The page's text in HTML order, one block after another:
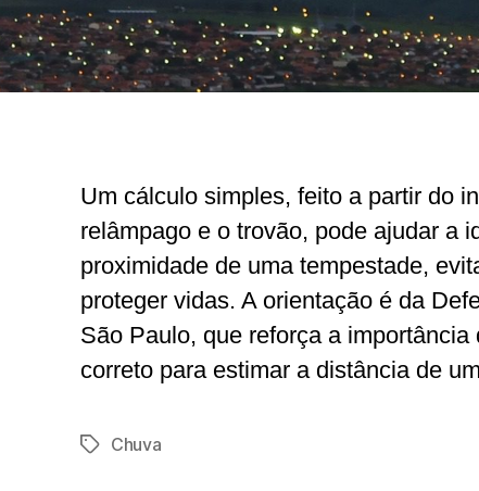
Um cálculo simples, feito a partir do
relâmpago e o trovão, pode ajudar a
proximidade de uma tempestade,
proteger vidas. A orientação é da
São Paulo, que reforça a importância
correto para estimar a distância de
TagsChuva